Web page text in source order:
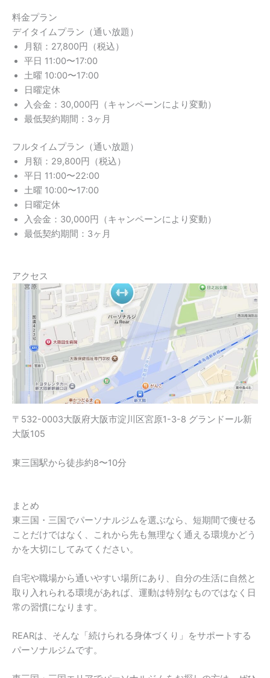
料金プラン
デイタイムプラン（通い放題）
月額：27,800円（税込）
平日 11:00〜17:00
土曜 10:00〜17:00
日曜定休
入会金：30,000円（キャンペーンにより変動）
最低契約期間：3ヶ月
フルタイムプラン（通い放題）
月額：29,800円（税込）
平日 11:00〜22:00
土曜 10:00〜17:00
日曜定休
入会金：30,000円（キャンペーンにより変動）
最低契約期間：3ヶ月
アクセス
〒532-0003大阪府大阪市淀川区宮原1-3-8 グランドール新
大阪105
東三国駅から徒歩約8〜10分
まとめ
東三国・三国でパーソナルジムを選ぶなら、短期間で痩せる
ことだけではなく、これから先も無理なく通える環境かどう
かを大切にしてみてください。
自宅や職場から通いやすい場所にあり、自分の生活に自然と
取り入れられる環境があれば、運動は特別なものではなく日
常の習慣になります。
REARは、そんな「続けられる身体づくり」をサポートする
パーソナルジムです。